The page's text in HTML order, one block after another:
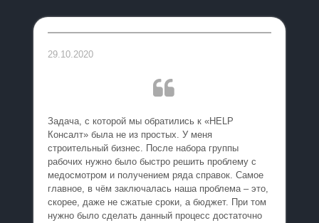
29.10.2020
Задача, с которой мы обратились к «HELP
Консалт» была не из простых. У меня
строительный бизнес. После набора группы
рабочих нужно было быстро решить проблему с
медосмотром и получением ряда справок. Самое
главное, в чём заключалась наша проблема – это,
скорее, даже не сжатые сроки, а бюджет. При том
нужно было сделать данный процесс достаточно